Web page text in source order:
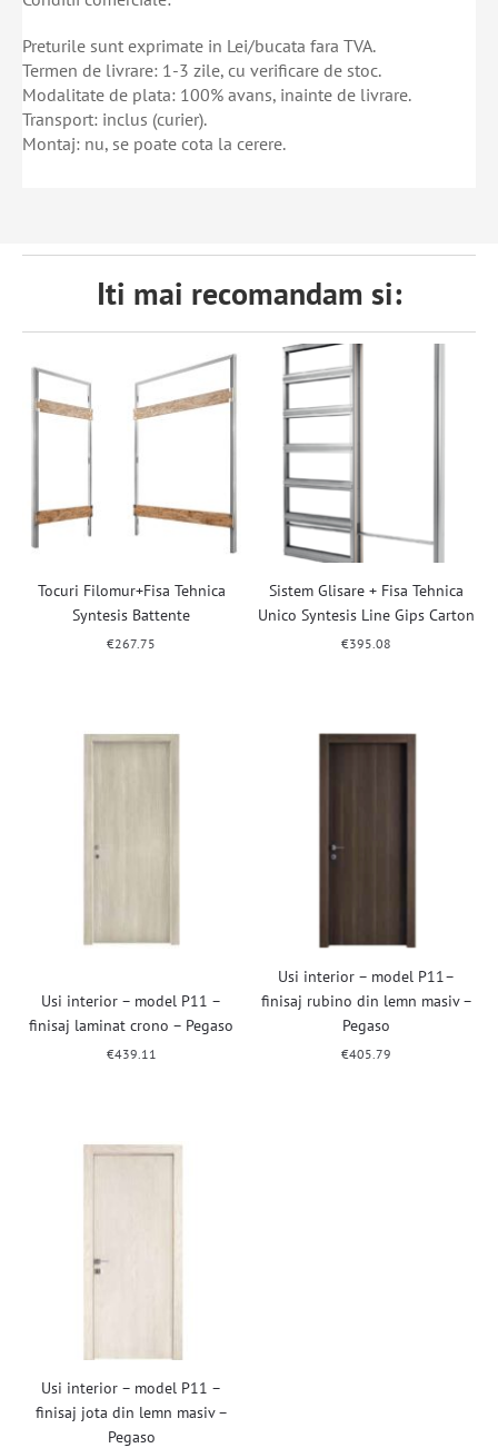
Preturile sunt exprimate in Lei/bucata fara TVA.
Termen de livrare: 1-3 zile, cu verificare de stoc.
Modalitate de plata: 100% avans, inainte de livrare.
Transport: inclus (curier).
Montaj: nu, se poate cota la cerere.
Iti mai recomandam si:
Tocuri Filomur+Fisa Tehnica
Syntesis Battente
€267.75
Sistem Glisare + Fisa Tehnica
Unico Syntesis Line Gips Carton
€395.08
Usi interior – model P11 –
finisaj laminat crono – Pegaso
€439.11
Usi interior – model P11–
finisaj rubino din lemn masiv –
Pegaso
€405.79
Usi interior – model P11 –
finisaj jota din lemn masiv –
Pegaso